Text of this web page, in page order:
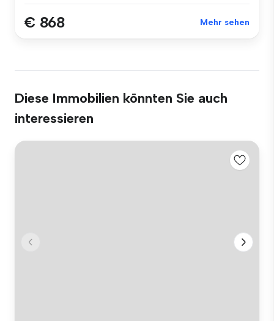
€ 868 Mehr sehen
Diese Immobilien könnten Sie auch
interessieren